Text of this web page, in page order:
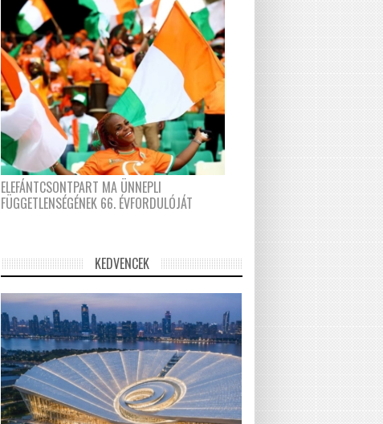
ELEFÁNTCSONTPART MA ÜNNEPLI
FÜGGETLENSÉGÉNEK 66. ÉVFORDULÓJÁT
KEDVENCEK